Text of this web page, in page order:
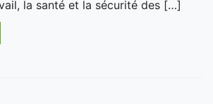
la santé et la sécurité des […]